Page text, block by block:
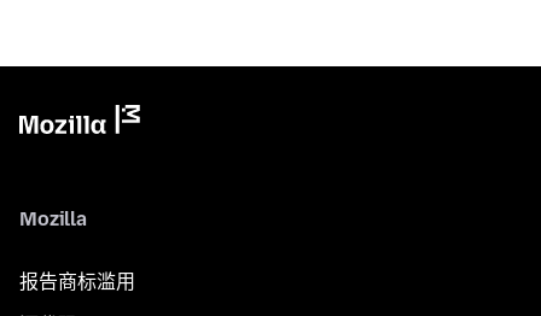
Mozilla
报告商标滥用